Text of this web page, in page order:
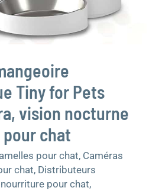
Tiny for Pets
vision nocturne
chat
pour chat, Caméras
chat, Distributeurs
pour chat,